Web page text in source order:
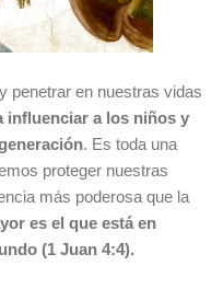
penetrar en nuestras vidas
influenciar a los niños y
. Es toda una
proteger nuestras
más poderosa que la
es el que está en
(1 Juan 4:4).